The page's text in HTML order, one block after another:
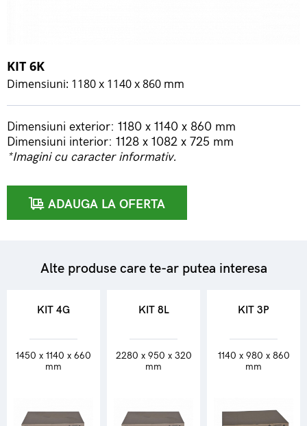
KIT 6K
Dimensiuni: 1180 x 1140 x 860 mm
Dimensiuni exterior: 1180 x 1140 x 860 mm
Dimensiuni interior: 1128 x 1082 x 725 mm
*Imagini cu caracter informativ.
ADAUGA LA OFERTA
Alte produse care te-ar putea interesa
KIT 4G
1450 x 1140 x 660
mm
KIT 8L
2280 x 950 x 320
mm
KIT 3P
1140 x 980 x 860
mm